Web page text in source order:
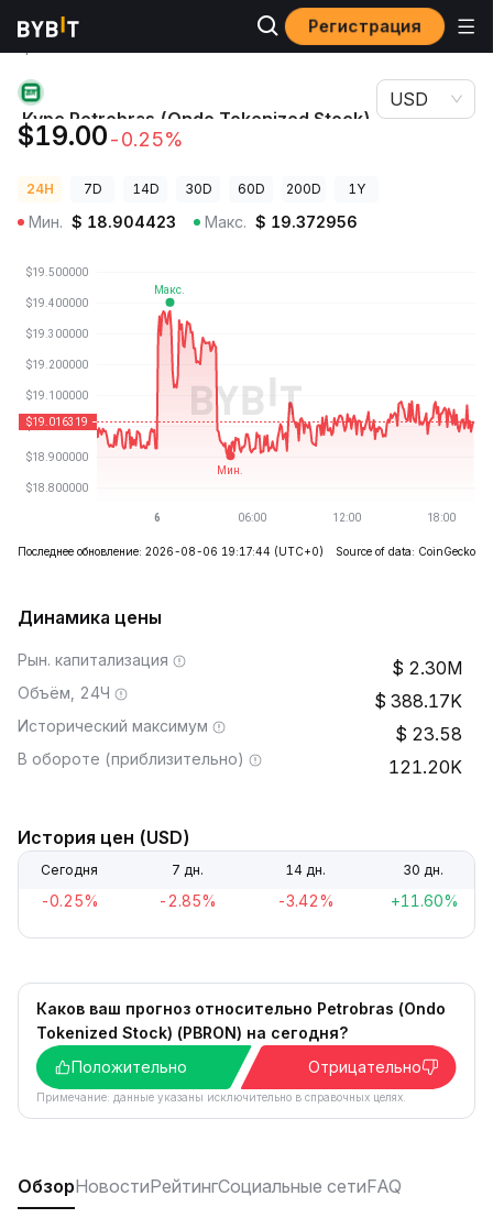
Регистрация
Цены
Курс Petrobras (Ondo Tokenized Stock)
Курс Petrobras (Ondo Tokenized Stock)
PBRON
$19.00-0.25%
USD
24H 7D 14D 30D 60D 200D 1Y
Мин. $ 18.904423 Макс. $ 19.372956
Последнее обновление: 2026-08-06 19:17:44 (UTC+0) Source of data: CoinGecko
Динамика цены
Рын. капитализация 2.30M
Объём, 24Ч 388.17K
Исторический максимум 23.58
В обороте (приблизительно) 121.20K
История цен (USD)
Сегодня 7 дн. 14 дн. 30 дн.
-0.25% -2.85% -3.42% +11.60%
Каков ваш прогноз относительно Petrobras (Ondo
Tokenized Stock) (PBRON) на сегодня?
Положительно
Отрицательно
Примечание: данные указаны исключительно в справочных целях.
ОбзорНовостиРейтингСоциальные сетиFAQ